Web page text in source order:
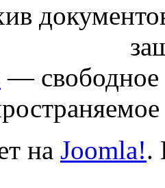
— свободное
на Joomla!.